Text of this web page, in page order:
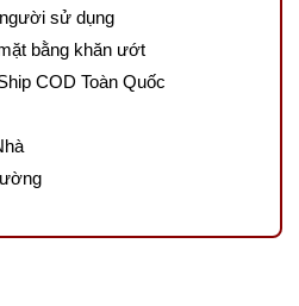
sử dụng
bằng khăn ướt
COD Toàn Quốc